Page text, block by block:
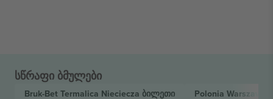
სწრაფი ბმულები
Bruk-Bet Termalica Nieciecza ბილეთი Polonia Warszawa